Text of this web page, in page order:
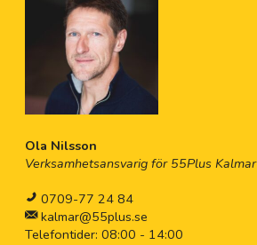
Ola Nilsson
Verksamhetsansvarig för 55Plus Kalmar
0709-77 24 84
kalmar@55plus.se
Telefontider: 08:00 - 14:00